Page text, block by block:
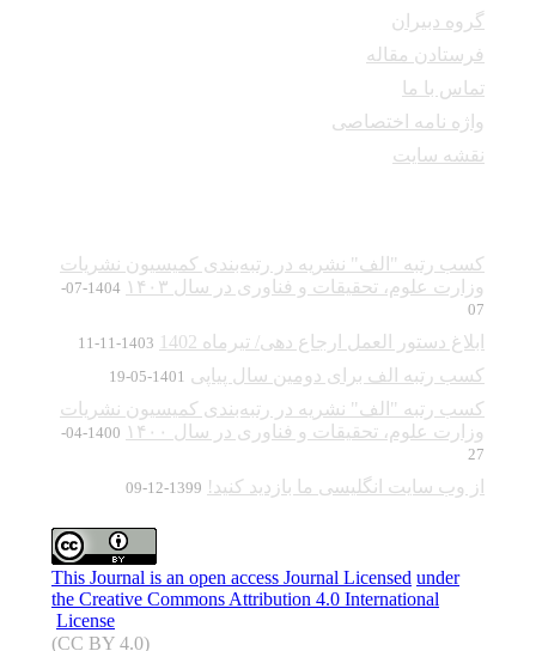
گروه دبیران
فرستادن مقاله
تماس با ما
واژه نامه اختصاصی
نقشه سایت
کسب رتبه "الف" نشریه در رتبه‌بندی کمیسیون نشریات
وزارت علوم، تحقیقات و فناوری در سال ۱۴۰۳
1404-07-
07
ابلاغ دستور العمل ارجاع دهی/ تیرماه 1402 1403-11-11
کسب رتبه الف برای دومین سال پیاپی 1401-05-19
کسب رتبه "الف" نشریه در رتبه‌بندی کمیسیون نشریات
وزارت علوم، تحقیقات و فناوری در سال ۱۴۰۰
1400-04-
27
از وب سایت انگلیسی ما بازدید کنید! 1399-12-09
This Journal is an open access Journal Licensed under
the Creative Commons Attribution 4.0 International
License
(CC BY 4.0)